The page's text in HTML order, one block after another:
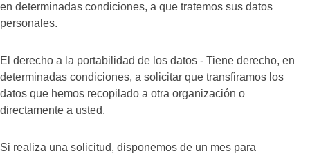
en determinadas condiciones, a que tratemos sus datos
personales.
El derecho a la portabilidad de los datos - Tiene derecho, en
determinadas condiciones, a solicitar que transfiramos los
datos que hemos recopilado a otra organización o
directamente a usted.
Si realiza una solicitud, disponemos de un mes para